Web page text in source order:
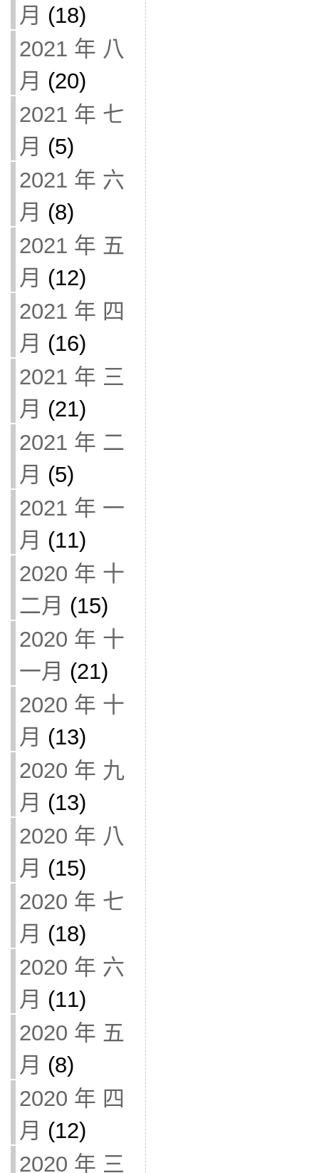
月 (18)
2021 年 八
月 (20)
2021 年 七
月 (5)
2021 年 六
月 (8)
2021 年 五
月 (12)
2021 年 四
月 (16)
2021 年 三
月 (21)
2021 年 二
月 (5)
2021 年 一
月 (11)
2020 年 十
二月 (15)
2020 年 十
一月 (21)
2020 年 十
月 (13)
2020 年 九
月 (13)
2020 年 八
月 (15)
2020 年 七
月 (18)
2020 年 六
月 (11)
2020 年 五
月 (8)
2020 年 四
月 (12)
2020 年 三